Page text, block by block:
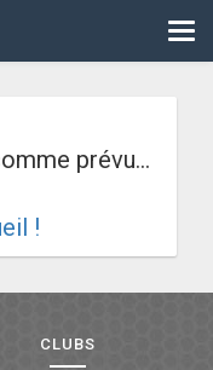
prévu...
!
CLUBS